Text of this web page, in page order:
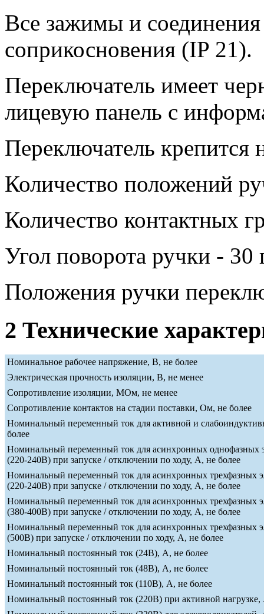
Все зажимы и
соприкосновения (IP 21).
Переключатель имеет
лицевую панель с
Переключатель
Количество положений
Количество контактных
Угол поворота ручки - 30
Положения ручки
2 Технические
Номинальное рабочее напряжение, В, не более
Электрическая прочность изоляции, В, не менее
Сопротивление изоляции, МОм, не менее
Сопротивление контактов на стадии поставки, Ом, не более
Номинальный переменный ток для активной и
более
Номинальный переменный ток для асинхронных однофазных
(220-240В) при запуске / отключении по ходу, А, не более
Номинальный переменный ток для асинхронных трехфазных
(220-240В) при запуске / отключении по ходу, А, не более
Номинальный переменный ток для асинхронных трехфазных
(380-400В) при запуске / отключении по ходу, А, не более
Номинальный переменный ток для асинхронных трехфазных
(500В) при запуске / отключении по ходу, А, не более
Номинальный постоянный ток (24В), А, не более
Номинальный постоянный ток (48В), А, не более
Номинальный постоянный ток (110В), А, не более
Номинальный постоянный ток (220В) при активной нагрузке,